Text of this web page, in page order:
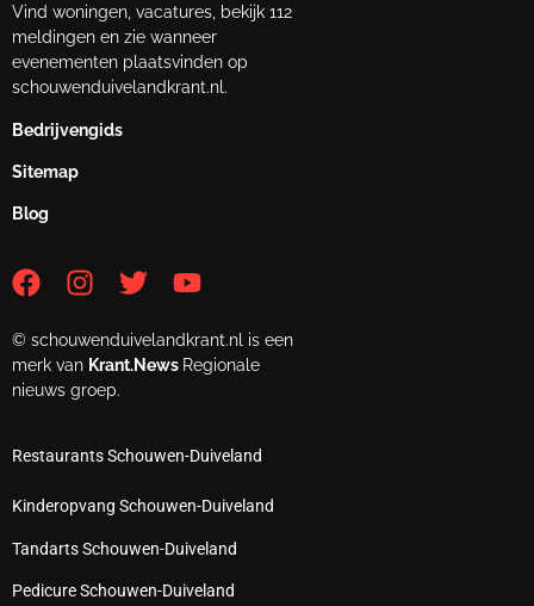
Vind woningen, vacatures, bekijk 112
meldingen en zie wanneer
evenementen plaatsvinden op
schouwenduivelandkrant.nl.
Bedrijvengids
Sitemap
Blog
© schouwenduivelandkrant.nl is een
merk van Krant.News Regionale
nieuws groep.
Restaurants Schouwen-Duiveland
Kinderopvang Schouwen-Duiveland
Tandarts Schouwen-Duiveland
Pedicure Schouwen-Duiveland